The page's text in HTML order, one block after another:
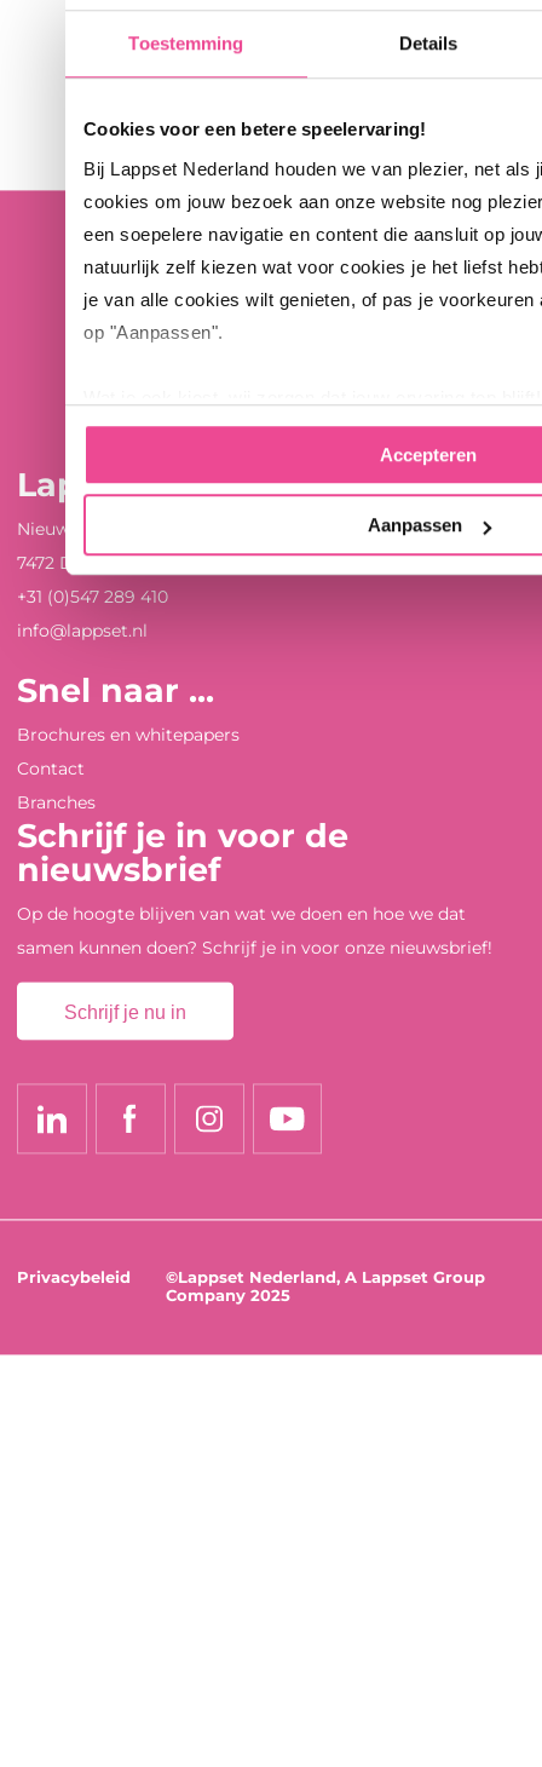
Toestemming Details
Cookies voor een betere speelervaring!
Bij Lappset Nederland houden we van plezier, net als
cookies om jouw bezoek aan onze website nog
een soepelere navigatie en content die aansluit op
natuurlijk zelf kiezen wat voor cookies je het liefst
je van alle cookies wilt genieten, of pas je voorkeuren
op "Aanpassen".
Accepteren
Aanpassen
Lappset Nederland
Nieuwenkampsmaten 12
7472 DE Goor
+31 (0)547 289 410
info@lappset.nl
Snel naar ...
Brochures en whitepapers
Contact
Branches
Schrijf je in voor de
nieuwsbrief
Op de hoogte blijven van wat we doen en hoe we dat
samen kunnen doen? Schrijf je in voor onze nieuwsbrief!
Schrijf je nu in
Privacybeleid
©Lappset Nederland, A Lappset Group
Company 2025